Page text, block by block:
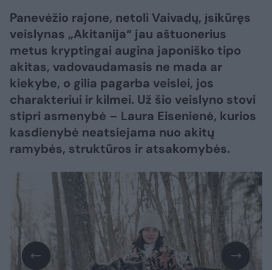
Panevėžio rajone, netoli Vaivadų, įsikūręs
veislynas „Akitanija“ jau aštuonerius
metus kryptingai augina japoniško tipo
akitas, vadovaudamasis ne mada ar
kiekybe, o gilia pagarba veislei, jos
charakteriui ir kilmei. Už šio veislyno stovi
stipri asmenybė – Laura Eisenienė, kurios
kasdienybė neatsiejama nuo akitų
ramybės, struktūros ir atsakomybės.